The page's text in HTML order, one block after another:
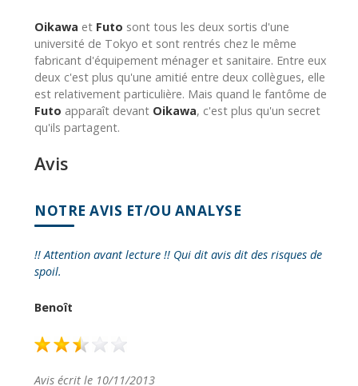
Oikawa et Futo sont tous les deux sortis d'une
université de Tokyo et sont rentrés chez le même
fabricant d'équipement ménager et sanitaire. Entre eux
deux c'est plus qu'une amitié entre deux collègues, elle
est relativement particulière. Mais quand le fantôme de
Futo apparaît devant Oikawa, c'est plus qu'un secret
qu'ils partagent.
Avis
NOTRE AVIS ET/OU ANALYSE
!! Attention avant lecture !! Qui dit avis dit des risques de
spoil.
Benoît
Avis écrit le 10/11/2013